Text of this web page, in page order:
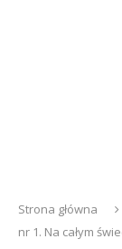
Strona główna
nr 1. Na całym